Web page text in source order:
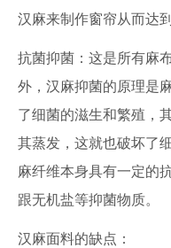
汉麻来制作窗帘从而达
抗菌抑菌：这是所有麻
外，汉麻抑菌的原理是
了细菌的滋生和繁殖，
其蒸发，这就也破坏了
麻纤维本身具有一定的
跟无机盐等抑菌物质。
汉麻面料的缺点：